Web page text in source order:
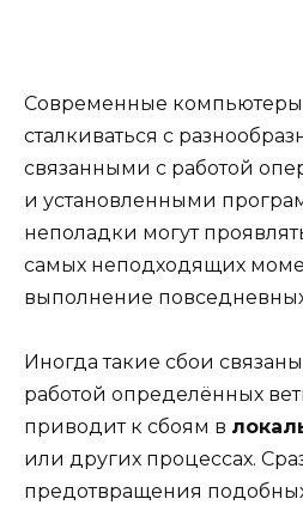
Современные компьютеры
сталкиваться с
связанными с работой
и установленными
неполадки могут
самых неподходящих
выполнение
Иногда такие сбои
работой определённых
приводит к сбоям в
или других процессах.
предотвращения